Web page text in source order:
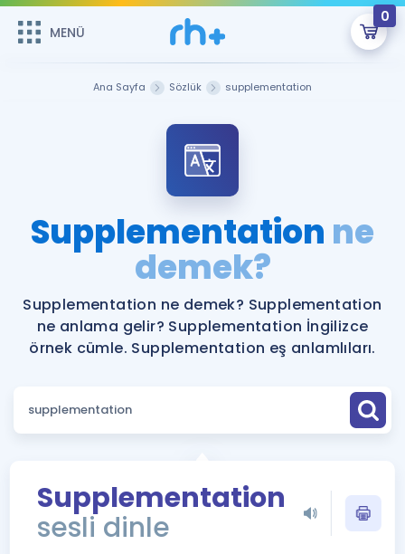
MENÜ
0
Şifremi Hatırlamıyorum
Sepetin Şu An Boş.
Remzi Hoca ile seni sınava hazırlayacak onlarca eğitim seni
bekliyor!
MENÜ
Katılımcı Görüşleri
Faydalı Araçlar
Ücretsiz Kaynaklar
Puan Hesaplama
ÖSYM Sınav Takvimi
Kampanyalar
Blog
İngilizce Gramer
Ana Sayfa Sözlük supplementation
Supplementation ne
demek?
Supplementation ne demek? Supplementation
ne anlama gelir? Supplementation İngilizce
örnek cümle. Supplementation eş anlamlıları.
Supplementation
sesli dinle